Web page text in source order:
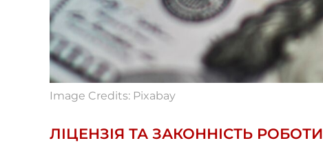
Image Credits: Pixabay
ЛІЦЕНЗІЯ ТА ЗАКОННІСТЬ РОБОТИ